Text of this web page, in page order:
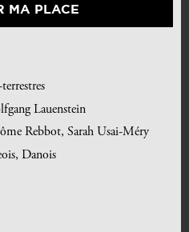
MA PLACE
Lauenstein
Rebbot, Sarah Usai-Méry
Danois